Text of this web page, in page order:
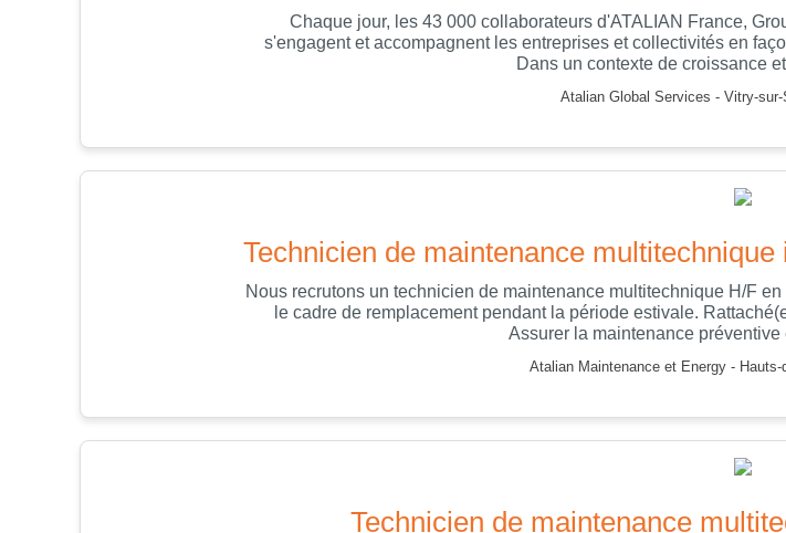
Chaque jour, les 43 000 collaborateurs d'ATALIAN France,
s'engagent et accompagnent les entreprises et collectivités en
Dans un contexte de croissance
Atalian Global Services - Vitry-
Technicien de maintenance
Nous recrutons un technicien de maintenance multitechnique H/F
le cadre de remplacement pendant la période estivale.
Assurer la maintenance
Atalian Maintenance et Energy -
Technicien de maintenance